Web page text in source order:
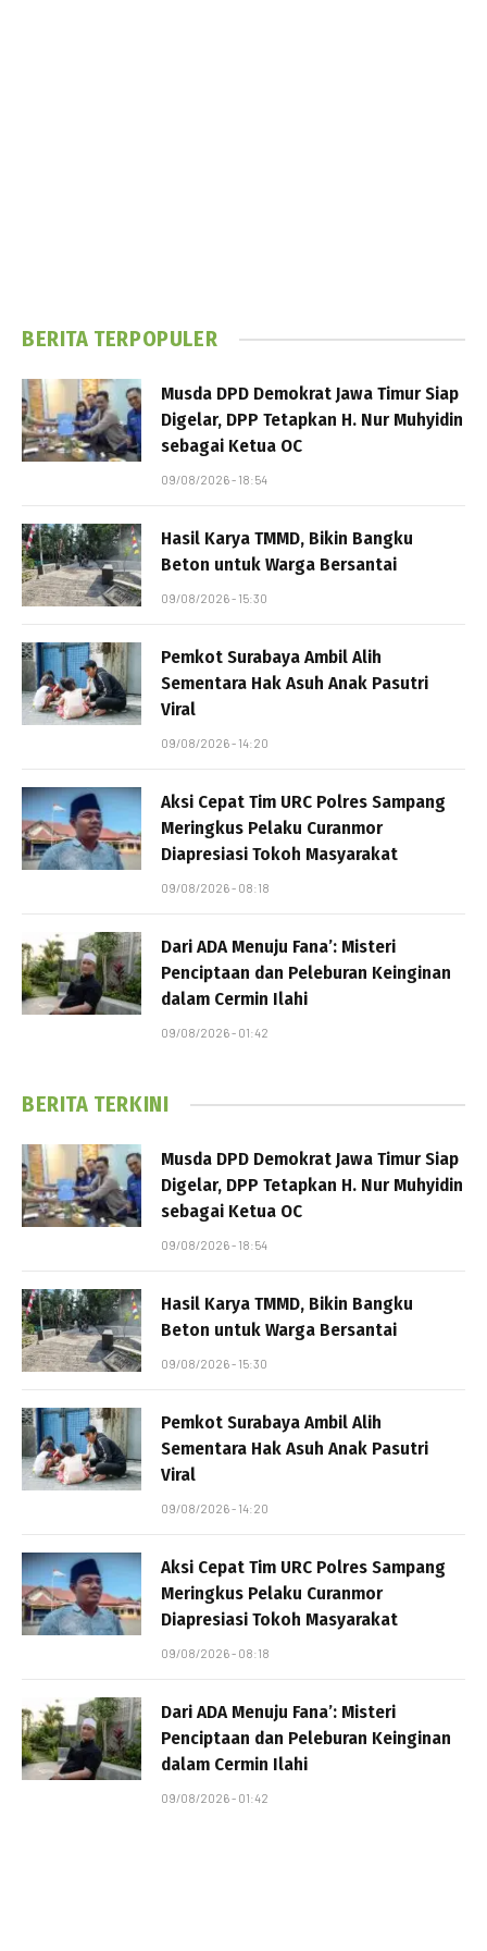
BERITA TERPOPULER
Musda DPD Demokrat Jawa Timur Siap
Digelar, DPP Tetapkan H. Nur Muhyidin
sebagai Ketua OC
09/08/2026 - 18:54
Hasil Karya TMMD, Bikin Bangku
Beton untuk Warga Bersantai
09/08/2026 - 15:30
Pemkot Surabaya Ambil Alih
Sementara Hak Asuh Anak Pasutri
Viral
09/08/2026 - 14:20
Aksi Cepat Tim URC Polres Sampang
Meringkus Pelaku Curanmor
Diapresiasi Tokoh Masyarakat
09/08/2026 - 08:18
Dari ADA Menuju Fana’: Misteri
Penciptaan dan Peleburan Keinginan
dalam Cermin Ilahi
09/08/2026 - 01:42
BERITA TERKINI
Musda DPD Demokrat Jawa Timur Siap
Digelar, DPP Tetapkan H. Nur Muhyidin
sebagai Ketua OC
09/08/2026 - 18:54
Hasil Karya TMMD, Bikin Bangku
Beton untuk Warga Bersantai
09/08/2026 - 15:30
Pemkot Surabaya Ambil Alih
Sementara Hak Asuh Anak Pasutri
Viral
09/08/2026 - 14:20
Aksi Cepat Tim URC Polres Sampang
Meringkus Pelaku Curanmor
Diapresiasi Tokoh Masyarakat
09/08/2026 - 08:18
Dari ADA Menuju Fana’: Misteri
Penciptaan dan Peleburan Keinginan
dalam Cermin Ilahi
09/08/2026 - 01:42